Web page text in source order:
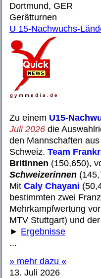
Dortmund, GER
Gerätturnen
U 15-Nachwuchs-
Zu einem U15-
Juli 2026 die
den Mannschaften
Schweiz. Team
Britinnen (150,650),
Schweizerinnen
Mit Caly Chayani
bestimmten zwei
Mehrkampfwertung
MTV Stuttgart) und
► Ergebnisse
...
» mehr dazu «
13. Juli 2026